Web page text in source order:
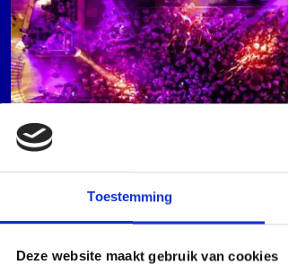
Toestemming
Deze website maakt gebruik van cookies